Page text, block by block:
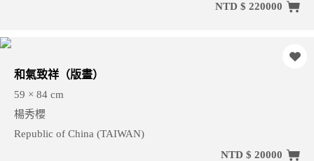
NTD $ 220000
和氣致祥（版畫）
59 × 84 cm
楊秀櫻
Republic of China (TAIWAN)
NTD $ 20000